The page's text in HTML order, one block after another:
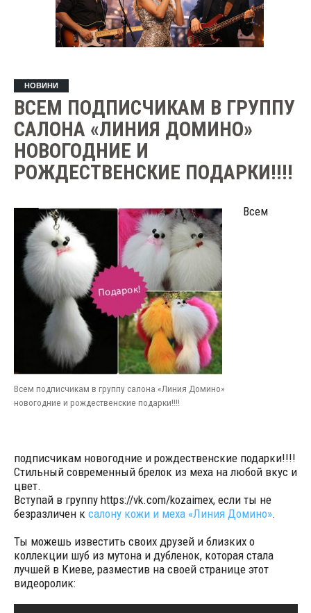
НОВИНИ
ВСЕМ ПОДПИСЧИКАМ В ГРУППУ
САЛОНА «ЛИНИЯ ДОМИНО»
НОВОГОДНИЕ И
РОЖДЕСТВЕНСКИЕ ПОДАРКИ!!!!
Всем подписчикам в группу салона «Линия Домино»
новогодние и рождественские подарки!!!!
Всем
подписчикам новогодние и рождественские подарки!!!!
Стильный современный брелок из меха на любой вкус и
цвет.
Вступай в группу https://vk.com/kozaimex, если ты не
безразличен к салону кожи и меха «Линия Домино».
Ты можешь известить своих друзей и близких о
коллекции шуб из мутона и дубленок, которая стала
лучшей в Киеве, разместив на своей странице этот
видеоролик: